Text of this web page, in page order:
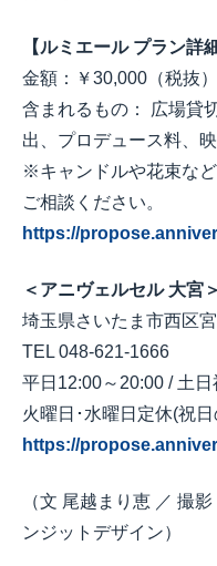
【ルミエール プラン詳細
金額：￥30,000（税抜）
含まれるもの： 広場貸
出、プロデュース料、
※キャンドルや花束な
ご相談ください。
https://
＜アニヴェルセル 大宮＞
埼玉県さいたま市西区
TEL 048-621-1666
平日12:00～20:00 / 土
火曜日･水曜日定休(祝
https://
（文 尾越まり恵 ／ 撮
ンジットデザイン）